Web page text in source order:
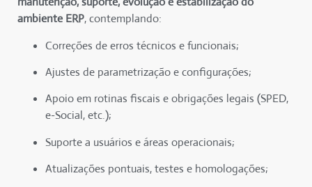
ambiente ERP, contemplando:
Correções de erros técnicos e funcionais;
Ajustes de parametrização e configurações;
Apoio em rotinas fiscais e obrigações legais (SPED,
e-Social, etc.);
Suporte a usuários e áreas operacionais;
Atualizações pontuais, testes e homologações;